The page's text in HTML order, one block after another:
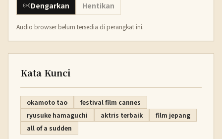
Dengarkan
Hentikan
Audio browser belum tersedia di perangkat ini.
Kata Kunci
okamoto tao
festival film cannes
ryusuke hamaguchi
aktris terbaik
film jepang
all of a sudden